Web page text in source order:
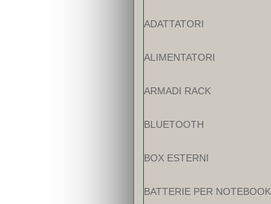
ADATTATORI
ALIMENTATORI
ARMADI RACK
BLUETOOTH
BOX ESTERNI
BATTERIE PER NOTEBOOK